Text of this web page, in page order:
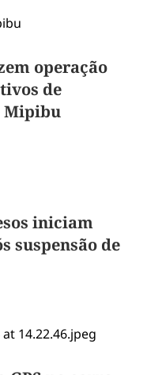
operação
de
Mipibu
iniciam
suspensão de